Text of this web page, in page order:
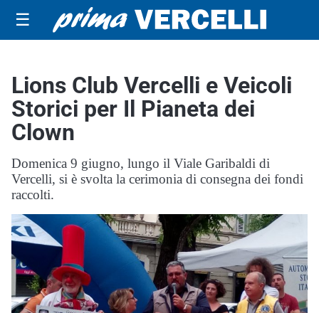
☰
Lions Club Vercelli e Veicoli
Storici per Il Pianeta dei
Clown
Domenica 9 giugno, lungo il Viale Garibaldi di
Vercelli, si è svolta la cerimonia di consegna dei fondi
raccolti.